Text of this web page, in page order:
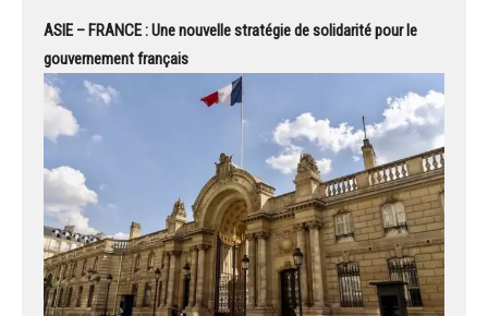
ASIE – FRANCE : Une nouvelle stratégie de solidarité pour le
gouvernement français